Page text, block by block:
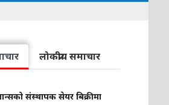
लोकप्रीय समाचार
संस्थापक सेयर बिक्रीमा